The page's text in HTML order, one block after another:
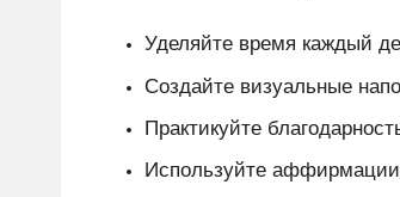
Уделяйте время каждый
Создайте визуальные
Практикуйте
Используйте